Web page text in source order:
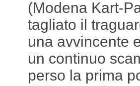
(Modena Kart-
tagliato il
una avvincente
un continuo
perso la prima